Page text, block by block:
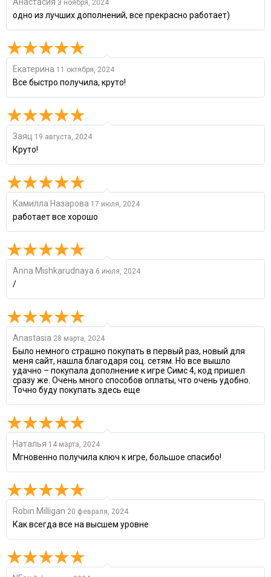
Анастасия 3 ноября, 2024
одно из лучших дополнений, все прекрасно работает)
Екатерина 11 октября, 2024
Все быстро получила, круто!
Заяц 19 августа, 2024
Круто!
Камилла Назарова 17 июля, 2024
работает все хорошо
Anna Mishkarudnaya 6 июля, 2024
/
Anastasia 28 марта, 2024
Было немного страшно покупать в первый раз, новый для
меня сайт, нашла благодаря соц. сетям. Но все вышло
удачно – покупала дополнение к игре Симс 4, код пришел
сразу же. Очень много способов оплаты, что очень удобно.
Точно буду покупать здесь еще
Наталья 14 марта, 2024
Мгновенно получила ключ к игре, большое спасибо!
Robin Milligan 20 февраля, 2024
Как всегда все на высшем уровне